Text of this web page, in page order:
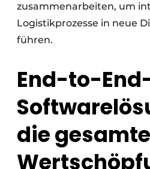
zusammenarbeiten, um
Logistikprozesse in neue
führen.
End-to-
die gesamte